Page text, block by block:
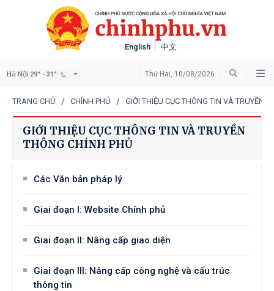
English 中文
Thứ Hai, 10/08/2026
Hà Nội 29° - 31°
TRANG CHỦ CHÍNH PHỦ GIỚI THIỆU CỤC THÔNG TIN VÀ TRUYỀN
GIỚI THIỆU CỤC THÔNG TIN VÀ TRUYỀN
THÔNG CHÍNH PHỦ
Các Văn bản pháp lý
Giai đoạn I: Website Chính phủ
Giai đoạn II: Nâng cấp giao diện
Giai đoạn III: Nâng cấp công nghệ và cấu trúc
thông tin